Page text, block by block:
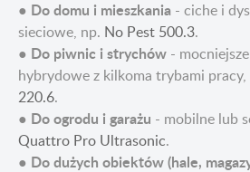
● Do domu i mieszkania - ciche i
sieciowe, np. No Pest 500.3.
● Do piwnic i strychów -
hybrydowe z kilkoma trybami pracy,
220.6.
● Do ogrodu i garażu - mobilne lub
Quattro Pro Ultrasonic.
● Do dużych obiektów (hale,